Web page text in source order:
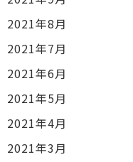
2021年8月
2021年7月
2021年6月
2021年5月
2021年4月
2021年3月